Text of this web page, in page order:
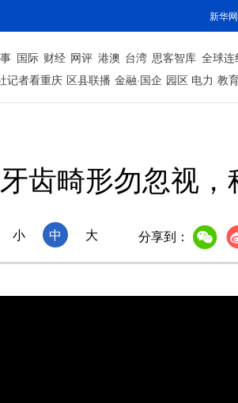
新华网
国际 财经 网评 港澳 台湾 思客智库 全球连
记者看重庆 区县联播 金融·国企 园区 电力 教
齿畸形勿忽视
小 中 大 分享到：